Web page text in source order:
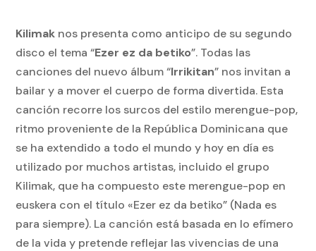
Kilimak nos presenta como anticipo de su segundo
disco el tema“Ezer ez da betiko”. Todas las
canciones del nuevo álbum“Irrikitan” nos invitan a
bailar y a mover el cuerpo de forma divertida. Esta
canción recorre los surcos del estilo merengue-pop,
ritmo proveniente de la República Dominicana que
se ha extendido a todo el mundo y hoy en día es
utilizado por muchos artistas, incluido el grupo
Kilimak, que ha compuesto este merengue-pop en
euskera con el título «Ezer ez da betiko” (Nada es
para siempre). La canción está basada en lo efímero
de la vida y pretende reflejar las vivencias de una